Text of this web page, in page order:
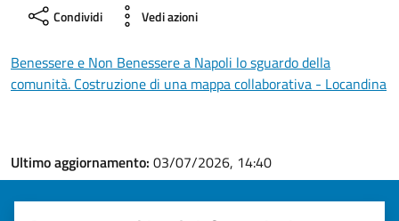
Condividi Vedi azioni
Benessere e Non Benessere a Napoli lo sguardo della
comunità. Costruzione di una mappa collaborativa - Locandina
Ultimo aggiornamento: 03/07/2026, 14:40